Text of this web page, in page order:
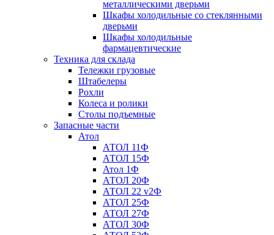
металлическими дверьми
Шкафы холодильные со стеклянными
дверьми
Шкафы холодильные
фармацевтические
Техника для склада
Тележки грузовые
Штабелеры
Рохли
Колеса и ролики
Столы подъемные
Запасные части
Атол
АТОЛ 11Ф
АТОЛ 15Ф
Атол 1Ф
АТОЛ 20Ф
АТОЛ 22 v2Ф
АТОЛ 25Ф
АТОЛ 27Ф
АТОЛ 30Ф